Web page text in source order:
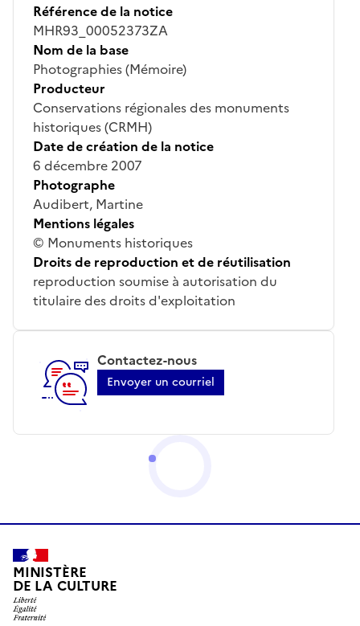
Référence de la notice
MHR93_00052373ZA
Nom de la base
Photographies (Mémoire)
Producteur
Conservations régionales des monuments
historiques (CRMH)
Date de création de la notice
6 décembre 2007
Photographe
Audibert, Martine
Mentions légales
© Monuments historiques
Droits de reproduction et de réutilisation
reproduction soumise à autorisation du
titulaire des droits d'exploitation
Contactez-nous
Envoyer un courriel
MINISTÈRE
DE LA CULTURE